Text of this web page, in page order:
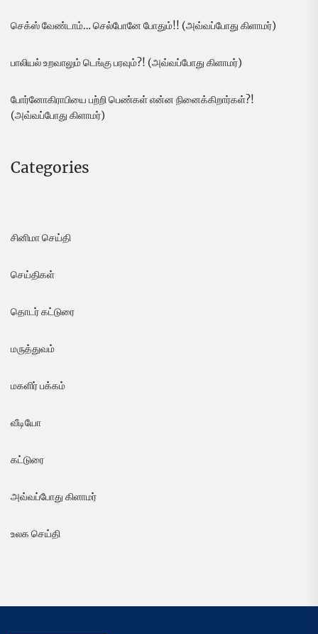
செக்ஸ் வேண்டாம்… செல்போனே போதும்!! (அவ்வப்போது கிளாமர்)
பாலியல் உறவாலும் டெங்கு பரவும்?! (அவ்வப்போது கிளாமர்)
போர்னோகிராபியை பற்றி பெண்கள் என்ன நினைக்கிறார்கள்?!
(அவ்வப்போது கிளாமர்)
Categories
சினிமா செய்தி
செய்திகள்
தொடர் கட்டுரை
மருத்துவம்
மகளிர் பக்கம்
வீடியோ
கட்டுரை
அவ்வப்போது கிளாமர்
உலக செய்தி